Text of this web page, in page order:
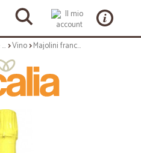
Acqua, Bibite e Alcolici Vino Majolini franciacorta brut docg cl.75